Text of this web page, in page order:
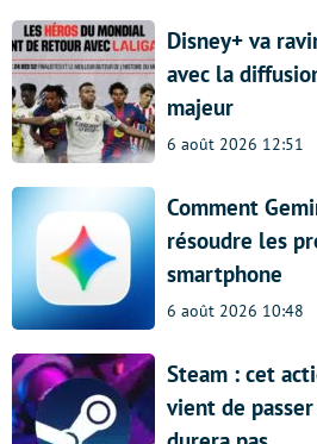
Disney+ va
avec la
majeur
6 août 2026 12:51
Comment
résoudre les
smartphone
6 août 2026 10:48
Steam : cet
vient de